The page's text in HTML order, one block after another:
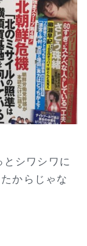
シワシワに
からじゃな